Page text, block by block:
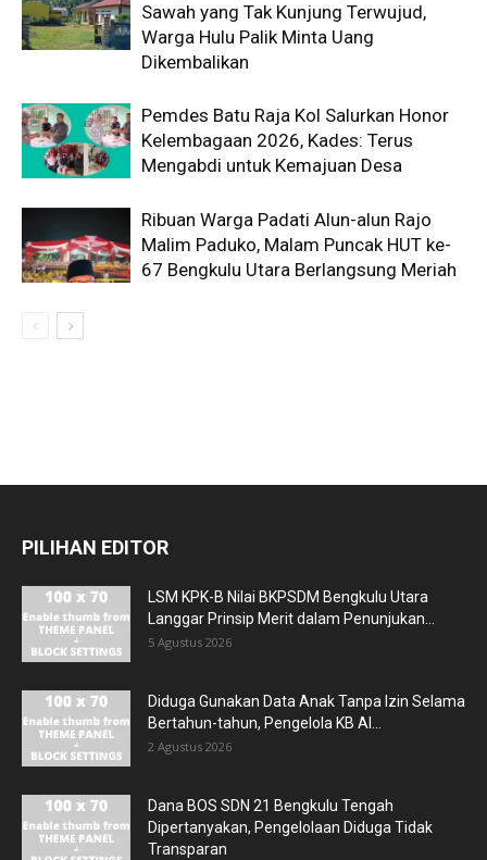
Sawah yang Tak Kunjung Terwujud,
Warga Hulu Palik Minta Uang
Dikembalikan
Pemdes Batu Raja Kol Salurkan Honor
Kelembagaan 2026, Kades: Terus
Mengabdi untuk Kemajuan Desa
Ribuan Warga Padati Alun-alun Rajo
Malim Paduko, Malam Puncak HUT ke-
67 Bengkulu Utara Berlangsung Meriah
PILIHAN EDITOR
LSM KPK-B Nilai BKPSDM Bengkulu Utara
Langgar Prinsip Merit dalam Penunjukan...
5 Agustus 2026
Diduga Gunakan Data Anak Tanpa Izin Selama
Bertahun-tahun, Pengelola KB Al...
2 Agustus 2026
Dana BOS SDN 21 Bengkulu Tengah
Dipertanyakan, Pengelolaan Diduga Tidak
Transparan